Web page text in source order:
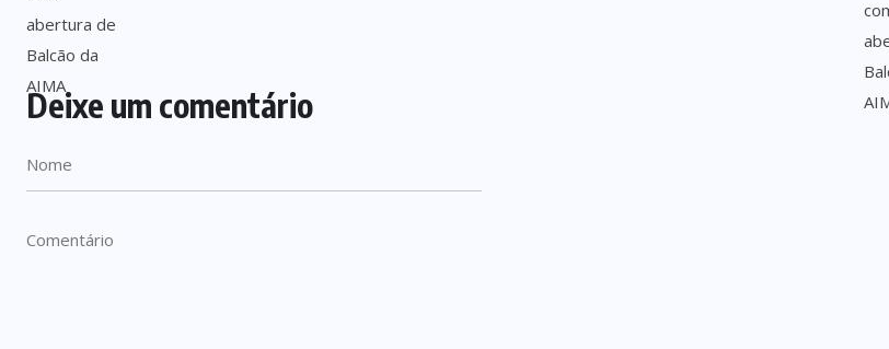
Deixe um comentário